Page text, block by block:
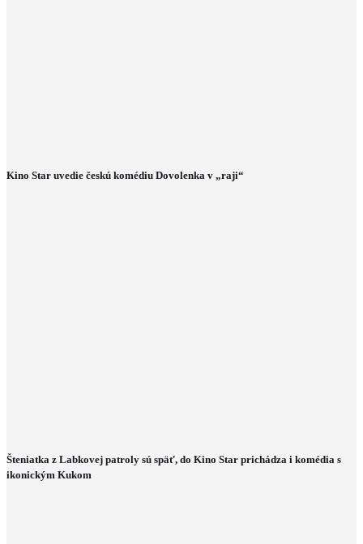
Kino Star uvedie českú komédiu Dovolenka v „raji“
Šteniatka z Labkovej patroly sú späť, do Kino Star prichádza i komédia s
ikonickým Kukom